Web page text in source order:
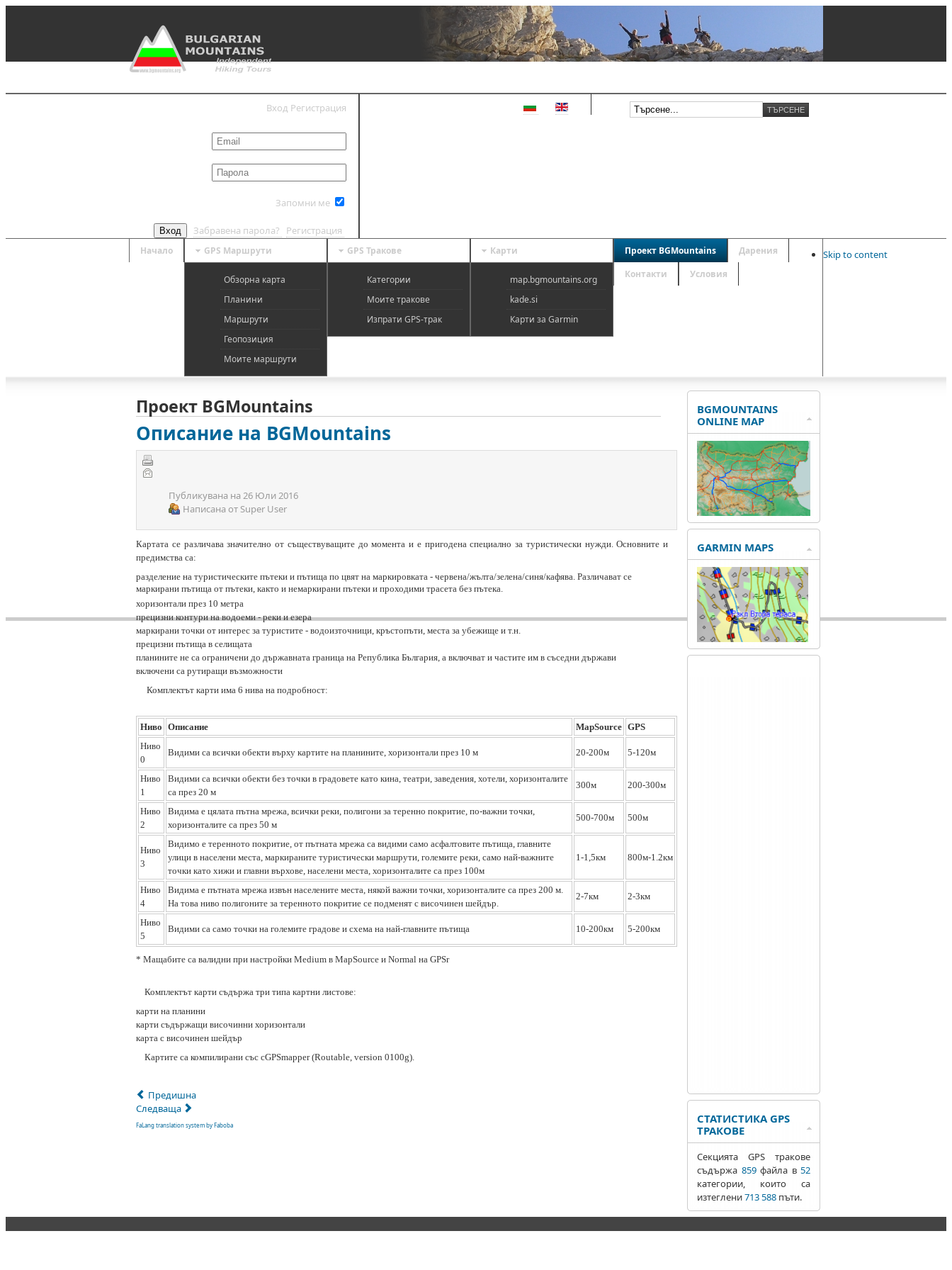
Вход Регистрация
Запомни ме
Вход Забравена парола? Регистрация
Начало GPS Mаршрути
Обзорна карта
Планини
Маршрути
Геопозиция
Моите маршрути
GPS Тракове
Категории
Моите тракове
Изпрати GPS-трак
Карти
map.bgmountains.org
kade.si
Карти за Garmin
Проект BGMountains
Дарения
Контакти
Условия
Skip to content
Проект BGMountains
Описание на BGMountains
Публикувана на 26 Юли 2016
Написана от Super User
Картата се различава значително от съществуващите до момента и е пригодена специално за туристически нужди. Основните и
предимства са:
разделение на туристическите пътеки и пътища по цвят на маркировката - червена/жълта/зелена/синя/кафява. Различават се
маркирани пътища от пътеки, както и немаркирани пътеки и проходими трасета без пътека.
хоризонтали през 10 метра
прецизни контури на водоеми - реки и езера
маркирани точки от интерес за туристите - водоизточници, кръстопъти, места за убежище и т.н.
прецизни пътища в селищата
планините не са ограничени до държавната граница на Република България, а включват и частите им в съседни държави
включени са рутиращи възможности
Комплектът карти има 6 нива на подробност:
Ниво Описание MapSource GPS
Ниво
0
Видими са всички обекти върху картите на планините, хоризонтали през 10 м 20-200м 5-120м
Ниво
1
Видими са всички обекти без точки в градовете като кина, театри, заведения, хотели, хоризонталите
са през 20 м
300м 200-300м
Ниво
2
Видима е цялата пътна мрежа, всички реки, полигони за теренно покритие, по-важни точки,
хоризонталите са през 50 м
500-700м 500м
Ниво
3
Видимо е теренното покритие, от пътната мрежа са видими само асфалтовите пътища, главните
улици в населени места, маркираните туристически маршрути, големите реки, само най-важните
точки като хижи и главни върхове, населени места, хоризонталите са през 100м
1-1,5км 800м-1.2км
Ниво
4
Видима е пътната мрежа извън населените места, някой важни точки, хоризонталите са през 200 м.
На това ниво полигоните за теренното покритие се подменят с височинен шейдър.
2-7км 2-3км
Ниво
5
Видими са само точки на големите градове и схема на най-главните пътища 10-200км 5-200км
* Мащабите са валидни при настройки Medium в MapSource и Normal на GPSr
Комплектът карти съдържа три типа картни листове:
карти на планини
карти съдържащи височинни хоризонтали
карта с височинен шейдър
Картите са компилирани със cGPSmapper (Routable, version 0100g).
Предишна
Следваща
FaLang translation system by Faboba
BGMOUNTAINS
ONLINE MAP
GARMIN MAPS
СТАТИСТИКА GPS
ТРАКОВЕ
Секцията GPS тракове
съдържа 859файла в 52
категории, които са
изтеглени713 588 пъти.